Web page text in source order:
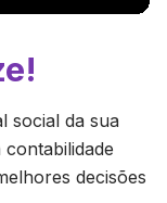
social da sua
decisões